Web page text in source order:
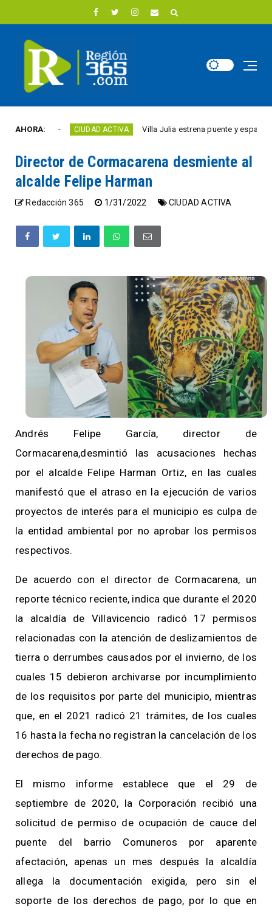
AHORA:CIUDAD ACTIVA Villa Julia estrena puente y espacios
Director de Cormacarena desmiente al
alcalde Felipe Harman
Redacción 365 1/31/2022 CIUDAD ACTIVA
Andrés Felipe García, director de
Cormacarena,desmintió las acusaciones hechas
por el alcalde Felipe Harman Ortiz, en las cuales
manifestó que el atraso en la ejecución de varios
proyectos de interés para el municipio es culpa de
la entidad ambiental por no aprobar los permisos
respectivos.
De acuerdo con el director de Cormacarena, un
reporte técnico reciente, indica que durante el 2020
la alcaldía de Villavicencio radicó 17 permisos
relacionadas con la atención de deslizamientos de
tierra o derrumbes causados por el invierno, de los
cuales 15 debieron archivarse por incumplimiento
de los requisitos por parte del municipio, mientras
que, en el 2021 radicó 21 trámites, de los cuales
16 hasta la fecha no registran la cancelación de los
derechos de pago.
El mismo informe establece que el 29 de
septiembre de 2020, la Corporación recibió una
solicitud de permiso de ocupación de cauce del
puente del barrio Comuneros por aparente
afectación, apenas un mes después la alcaldía
allega la documentación exigida, pero sin el
soporte de los derechos de pago, por lo que en